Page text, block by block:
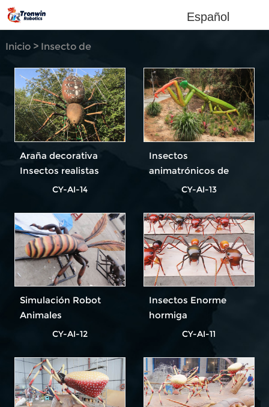
Español
Inicio> Insecto de
Araña decorativa
Insectos realistas
CY-AI-14
Insectos
animatrónicos de
gran tamaño para
CY-AI-13
Simulación Robot
Animales
CY-AI-12
Insectos Enorme
hormiga
animatrónica
CY-AI-11